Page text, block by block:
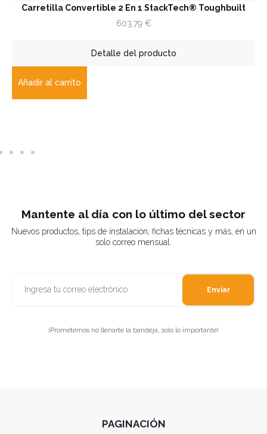
Carretilla Convertible 2 En 1 StackTech® Toughbuilt
603,79€
Detalle del producto
Añadir al carrito
Mantente al día con lo último del sector
Nuevos productos, tips de instalación, fichas técnicas y más, en un
solo correo mensual.
Enviar
¡Prometemos no llenarte la bandeja, solo lo importante!
PAGINACIÓN